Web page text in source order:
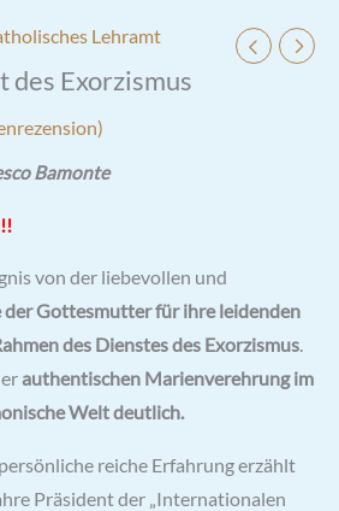
Lehramt
des Exorzismus
Bamonte
von der liebevollen und
der Gottesmutter für ihre leidenden
des Dienstes des Exorzismus.
authentischen Marienverehrung im
Welt deutlich.
reiche Erfahrung erzählt
Präsident der „Internationalen